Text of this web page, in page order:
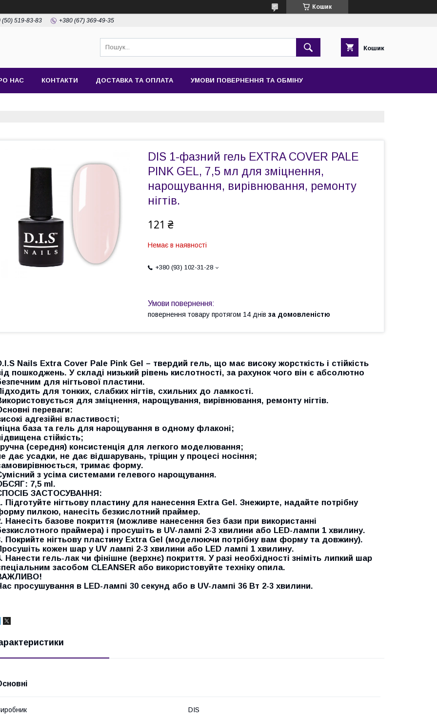
Кошик
(50) 519-83-83 +380 (67) 369-49-35
Кошик
НАС КОНТАКТИ ДОСТАВКА ТА ОПЛАТА УМОВИ ПОВЕРНЕННЯ ТА ОБМІНУ
DIS 1-фазний гель EXTRA COVER PALE
PINK GEL, 7,5 мл для зміцнення,
нарощування, вирівнювання, ремонту
нігтів.
121 ₴
Немає в наявності
+380 (93) 102-31-28
повернення товару протягом 14 днів за домовленістю
Nails Extra Cover Pale Pink Gel – твердий гель, що має високу жорсткість і стійкість
пошкоджень. У складі низький рівень кислотності, за рахунок чого він є абсолютно
для нігтьової пластини.
для тонких, слабких нігтів, схильних до ламкості.
для зміцнення, нарощування, вирівнювання, ремонту нігтів.
переваги:
адгезійні властивості;
база та гель для нарощування в одному флаконі;
стійкість;
(середня) консистенція для легкого моделювання;
дає усадки, не дає відшарувань, тріщин у процесі носіння;
тримає форму.
з усіма системами гелевого нарощування.
7,5 ml.
ЗАСТОСУВАННЯ:
Підготуйте нігтьову пластину для нанесення Extra Gel. Знежирте, надайте потрібну
пилкою, нанесіть безкислотний праймер.
Нанесіть базове покриття (можливе нанесення без бази при використанні
праймера) і просушіть в UV-лампі 2-3 хвилини або LED-лампи 1 хвилину.
Покрийте нігтьову пластину Extra Gel (моделюючи потрібну вам форму та довжину).
кожен шар у UV лампі 2-3 хвилини або LED лампі 1 хвилину.
Нанести гель-лак чи фінішне (верхнє) покриття. У разі необхідності зніміть липкий шар
засобом CLEANSER або використовуйте техніку опила.
просушування в LED-лампі 30 секунд або в UV-лампі 36 Вт 2-3 хвилини.
DIS